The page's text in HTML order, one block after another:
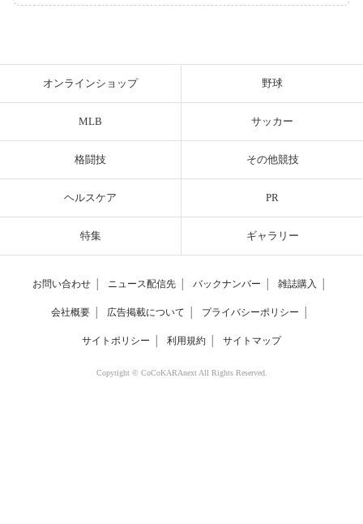
オンラインショップ 野球
MLB サッカー
格闘技 その他競技
ヘルスケア PR
特集 ギャラリー
お問い合わせ ニュース配信先 バックナンバー 雑誌購入
会社概要 広告掲載について プライバシーポリシー
サイトポリシー 利用規約 サイトマップ
Copyright © CoCoKARAnext All Rights Reserved.